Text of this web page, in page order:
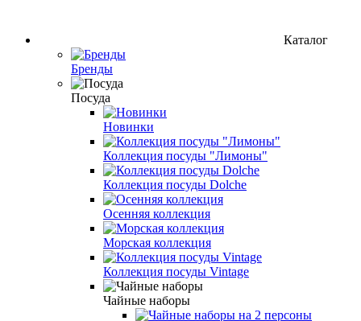
Каталог
Бренды
Посуда
Новинки
Коллекция посуды "Лимоны"
Коллекция посуды Dolche
Осенняя коллекция
Морская коллекция
Коллекция посуды Vintage
Чайные наборы